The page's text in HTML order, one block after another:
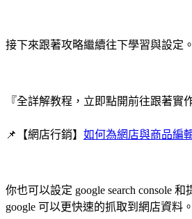
接下來跟著攻略繼續往下學習與設定。
『全詳解教程，立即點開前往跟著實作
📌【網店行銷】 如何為網店與商品編
你也可以設定 google search console 和
google 可以更快速的抓取到網店資料。